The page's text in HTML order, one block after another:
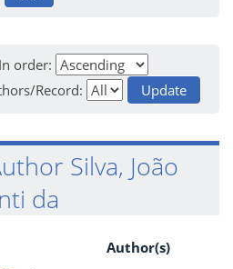
In order:
Record:
Silva, João
da
Author(s)